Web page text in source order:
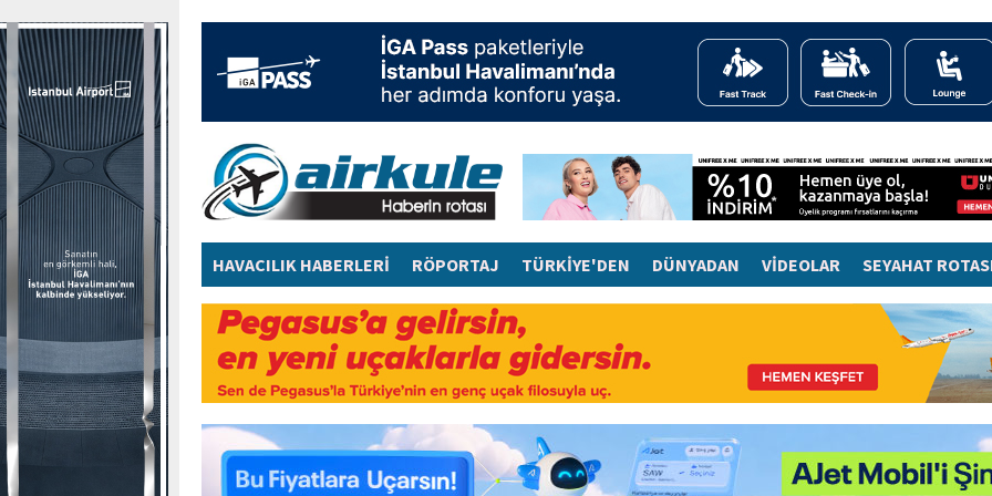
HAVACILIK HABERLERİ RÖPORTAJ TÜRKİYE'DEN DÜNYADAN VİDEOLAR SEYAHAT